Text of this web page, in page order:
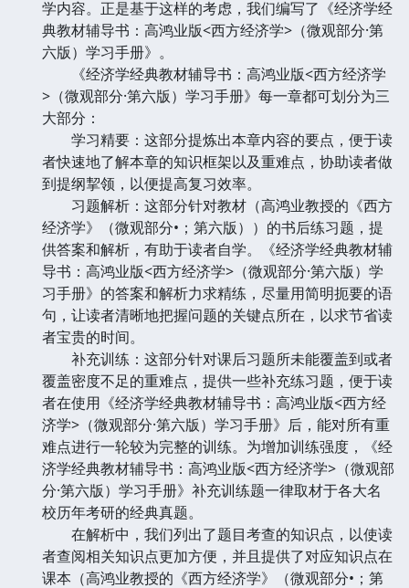
学内容。正是基于这样的考虑，我们编写了《经济学经
典教材辅导书：高鸿业版<西方经济学>（微观部分·第
六版）学习手册》。
《经济学经典教材辅导书：高鸿业版<西方经济学
>（微观部分·第六版）学习手册》每一章都可划分为三
大部分：
学习精要：这部分提炼出本章内容的要点，便于读
者快速地了解本章的知识框架以及重难点，协助读者做
到提纲挈领，以便提高复习效率。
习题解析：这部分针对教材（高鸿业教授的《西方
经济学》（微观部分•；第六版））的书后练习题，提
供答案和解析，有助于读者自学。《经济学经典教材辅
导书：高鸿业版<西方经济学>（微观部分·第六版）学
习手册》的答案和解析力求精练，尽量用简明扼要的语
句，让读者清晰地把握问题的关键点所在，以求节省读
者宝贵的时间。
补充训练：这部分针对课后习题所未能覆盖到或者
覆盖密度不足的重难点，提供一些补充练习题，便于读
者在使用《经济学经典教材辅导书：高鸿业版<西方经
济学>（微观部分·第六版）学习手册》后，能对所有重
难点进行一轮较为完整的训练。为增加训练强度，《经
济学经典教材辅导书：高鸿业版<西方经济学>（微观部
分·第六版）学习手册》补充训练题一律取材于各大名
校历年考研的经典真题。
在解析中，我们列出了题目考查的知识点，以使读
者查阅相关知识点更加方便，并且提供了对应知识点在
课本（高鸿业教授的《西方经济学》（微观部分•；第